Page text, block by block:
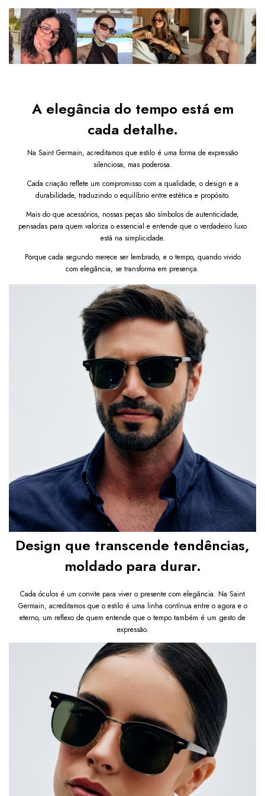
Clubmaster consagrado ganha nova vida com o acabamento
elegante e as lentes verdes que adicionam um toque de
personalidade única.
Aslentes com proteção UV400bloqueiam100% dos
raios UVA e UVB, garantindomáxima segurançaaos seus
olhos com conforto visual superior.
Design Clubmaster retrô-modernista: estilo
elegante e atemporal.
Armação metálica preta com detalhes dourados:
sofisticação discreta para o visual.
Lentes com proteção UV400:
proteção total com
Modelo unissex: ideal para públicos masculinos e
femininos.
Troca gratuita e garantia:
Saint Germain Brand.
policarbonato. O material de lente mais
Por que escolher o Soho Green Black?
sofisticação retrô, proteção solar de alta
e elegância atemporal.
Compre agora seu Soho Green Black na Saint
Germain Brand e destaque-se com autenticidade e
estilo refinado. Nota fiscal enviada automaticamente
por e-mail em até um dia útil após a confirmação da
Bracelete Prata
R$ 259,80
R$ 129,90
A elegância do tempo está em
cada detalhe.
Na Saint Germain, acreditamos que estilo é uma forma de expressão
silenciosa, mas poderosa.
Cada criação reflete um compromisso com a qualidade, o design e a
durabilidade, traduzindo o equilíbrio entre estética e propósito.
Mais do que acessórios, nossas peças são símbolos de autenticidade,
pensadas para quem valoriza o essencial e entende que o verdadeiro luxo
está na simplicidade.
Porque cada segundo merece ser lembrado, e o tempo, quando vivido
com elegância, se transforma em presença.
Design que transcende tendências,
moldado para durar.
Cada óculos é um convite para viver o presente com elegância. Na Saint
Germain, acreditamos que o estilo é uma linha contínua entre o agora e o
eterno, um reflexo de quem entende que o tempo também é um gesto de
expressão.